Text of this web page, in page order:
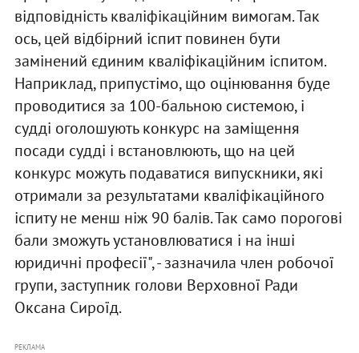
відповідність кваліфікаційним вимогам. Так
ось, цей відбірний іспит повинен бути
замінений єдиним кваліфікаційним іспитом.
Наприклад, припустімо, що оцінювання буде
проводитися за 100-бальною системою, і
судді оголошують конкурс на заміщення
посади судді і встановлюють, що на цей
конкурс можуть подаватися випускники, які
отримали за результатами кваліфікаційного
іспиту не менш ніж 90 балів. Так само порогові
бали зможуть установлюватися і на інші
юридичні професії", - зазначила член робочої
групи, заступник голови Верховної Ради
Оксана Сироїд.
РЕКЛАМА